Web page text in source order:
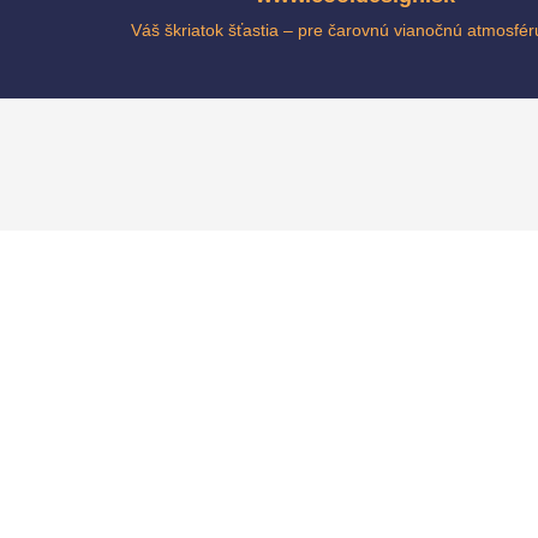
Váš škriatok šťastia – pre čarovnú vianočnú